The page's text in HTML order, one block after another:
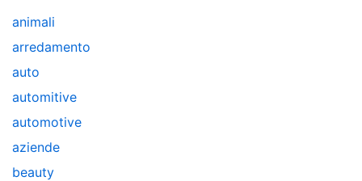
animali
arredamento
auto
automitive
automotive
aziende
beauty